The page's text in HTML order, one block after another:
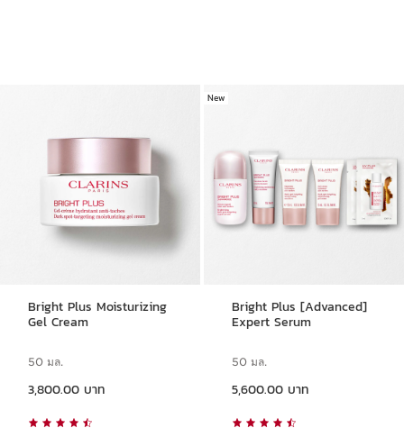
Bright Plus Moisturizing
Gel Cream
50 มล.
3,800.00 บาท
New
Bright Plus [Advanced]
Expert Serum
50 มล.
5,600.00 บาท